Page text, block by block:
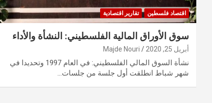
اقتصاد فلسطين تقارير اقتصادية
سوق الأوراق المالية الفلسطيني: النشأة والأداء
أبريل 25, 2020 Majde Nouri
نشأة السوق المالي الفلسطيني: في العام 1997 وتحديدا في
شهر شباط انطلقت أول جلسة من جلسات…